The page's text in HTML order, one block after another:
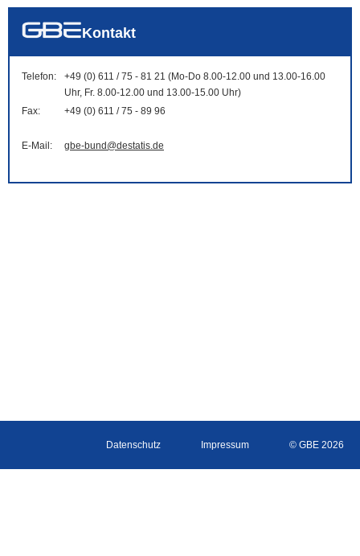
auch in allen Texten suchen (Volltextsuche)
Kontakt
Telefon:
+49 (0) 611 / 75 - 81 21 (Mo-Do 8.00-12.00 und 13.00-16.00
Uhr, Fr. 8.00-12.00 und 13.00-15.00 Uhr)
Fax:
+49 (0) 611 / 75 - 89 96
E-Mail: gbe-bund@destatis.de
Datenschutz Impressum © GBE 2026